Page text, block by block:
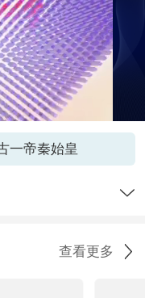
一帝秦始皇
查看更多